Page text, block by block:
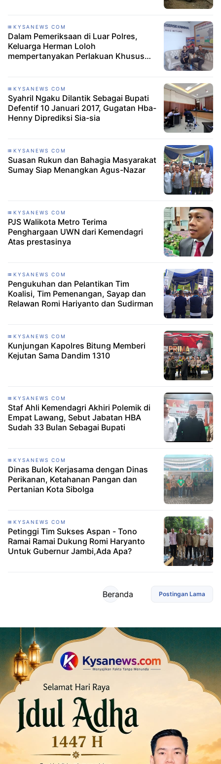
KYSANEWS COM
Dalam Pemeriksaan di Luar Polres,
Keluarga Herman Loloh
mempertanyakan Perlakuan Khusus
KYSANEWS COM
Syahril Ngaku Dilantik Sebagai Bupati
Defentif 10 Januari 2017, Gugatan Hba-
Henny Diprediksi Sia-sia
KYSANEWS COM
Suasan Rukun dan Bahagia Masyarakat
Sumay Siap Menangkan Agus-Nazar
KYSANEWS COM
PJS Walikota Metro Terima
Penghargaan UWN dari Kemendagri
Atas prestasinya
KYSANEWS COM
Pengukuhan dan Pelantikan Tim
Koalisi, Tim Pemenangan, Sayap dan
Relawan Romi Hariyanto dan Sudirman
KYSANEWS COM
Kunjungan Kapolres Bitung Memberi
Kejutan Sama Dandim 1310
KYSANEWS COM
Staf Ahli Kemendagri Akhiri Polemik di
Empat Lawang, Sebut Jabatan HBA
Sudah 33 Bulan Sebagai Bupati
KYSANEWS COM
Dinas Bulok Kerjasama dengan Dinas
Perikanan, Ketahanan Pangan dan
Pertanian Kota Sibolga
KYSANEWS COM
Petinggi Tim Sukses Aspan - Tono
Ramai Ramai Dukung Romi Haryanto
Untuk Gubernur Jambi,Ada Apa?
Postingan Lama
Beranda